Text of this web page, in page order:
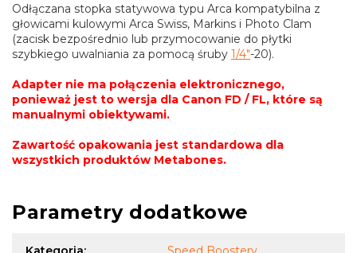
Odłączana stopka statywowa typu Arca kompatybilna z
głowicami kulowymi Arca Swiss, Markins i Photo Clam
(zacisk bezpośrednio lub przymocowanie do płytki
szybkiego uwalniania za pomocą śruby 1/4"-20).
Adapter nie ma połączenia elektronicznego,
ponieważ jest to wersja dla Canon FD / FL, które są
manualnymi obiektywami.
Zawartość opakowania jest standardowa dla
wszystkich produktów Metabones.
Parametry dodatkowe